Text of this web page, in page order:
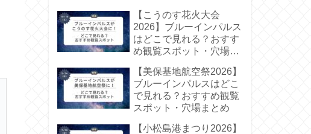
【こうのす花火大会
2026】ブルーインパルス
はどこで見れる？おすす
め観覧スポット・穴場ま
【美保基地航空祭2026】
ブルーインパルスはどこ
で見れる？おすすめ観覧
スポット・穴場まとめ
【小松島港まつり2026】